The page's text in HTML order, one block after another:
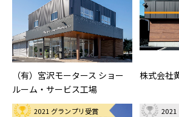
（有）宮沢モータース ショー
ルーム・サービス工場
株式会社
2021 グランプリ受賞 2021